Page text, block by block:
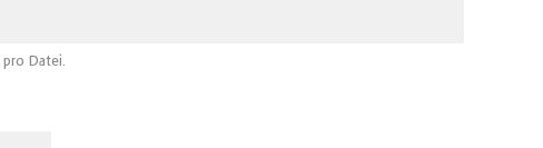
Datei.